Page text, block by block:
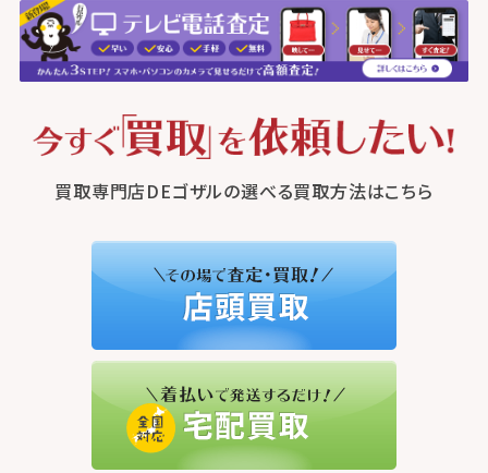
買取専門店DEゴザルの選べる買取方法はこちら